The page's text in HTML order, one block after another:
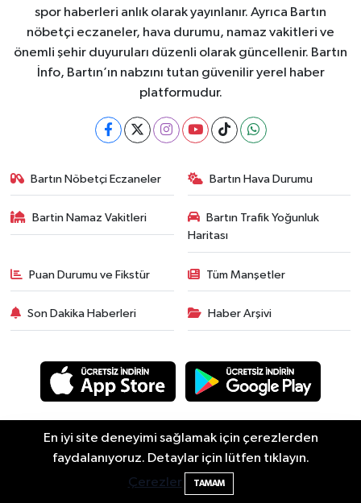
spor haberleri anlık olarak yayınlanır. Ayrıca Bartın
nöbetçi eczaneler, hava durumu, namaz vakitleri ve
önemli şehir duyuruları düzenli olarak güncellenir. Bartın
İnfo, Bartın’ın nabzını tutan güvenilir yerel haber
platformudur.
Bartın Nöbetçi Eczaneler Bartın Hava Durumu
Bartin Namaz Vakitleri
Bartın Trafik Yoğunluk
Haritası
Puan Durumu ve Fikstür Tüm Manşetler
Son Dakika Haberleri Haber Arşivi
Asayiş Güncel Siyaset Spor Yaşam
Eğitim
Ekonomi
Sağlık Sivil Toplum Turizm Yerel
En iyi site deneyimi sağlamak için çerezlerden
faydalanıyoruz. Detaylar için lütfen tıklayın.
Çerezler
TAMAM
Bartın'da nem oranı yüzde 100'e ulaştı